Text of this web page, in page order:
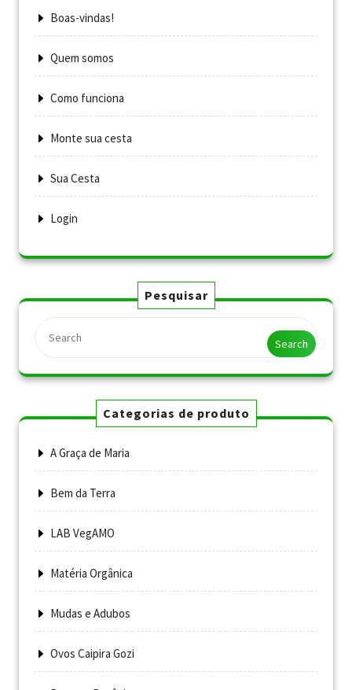
Boas-vindas!
Quem somos
Como funciona
Monte sua cesta
Sua Cesta
Login
Pesquisar
Search
Categorias de produto
A Graça de Maria
Bem da Terra
LAB VegAMO
Matéria Orgânica
Mudas e Adubos
Ovos Caipira Gozi